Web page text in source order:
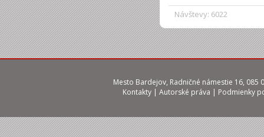
Návštevy: 6022
Mesto Bardejov, Radničné námestie 16, 085
Kontakty | Autorské práva | Podmienky